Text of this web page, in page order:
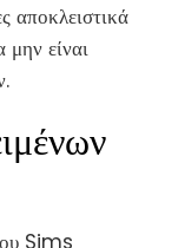
αποκλειστικά
μην είναι
Sims